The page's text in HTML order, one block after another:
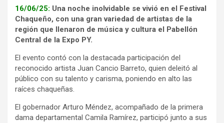
16/06/25: Una noche inolvidable se vivió en el Festival
Chaqueño, con una gran variedad de artistas de la
región que llenaron de música y cultura el Pabellón
Central de la Expo PY.
El evento contó con la destacada participación del
reconocido artista Juan Cancio Barreto, quien deleitó al
público con su talento y carisma, poniendo en alto las
raíces chaqueñas.
El gobernador Arturo Méndez, acompañado de la primera
dama departamental Camila Ramírez, participó junto a sus